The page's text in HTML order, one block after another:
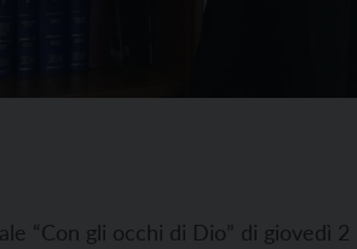
“Con gli occhi di Dio” di giovedì